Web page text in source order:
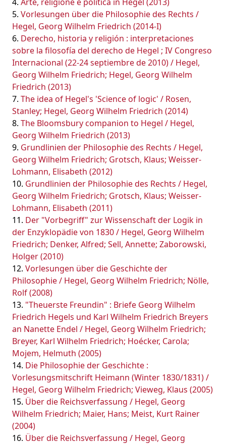
Vorlesungen über die Philosophie des Rechts /
Hegel, Georg Wilhelm Friedrich (2014-I)
Derecho, historia y religión : interpretaciones
sobre la filosofía del derecho de Hegel ; IV Congreso
Internacional (22-24 septiembre de 2010) / Hegel,
Georg Wilhelm Friedrich; Hegel, Georg Wilhelm
Friedrich (2013)
The idea of Hegel's 'Science of logic' / Rosen,
Stanley; Hegel, Georg Wilhelm Friedrich (2014)
The Bloomsbury companion to Hegel / Hegel,
Georg Wilhelm Friedrich (2013)
Grundlinien der Philosophie des Rechts / Hegel,
Georg Wilhelm Friedrich; Grotsch, Klaus; Weisser-
Lohmann, Elisabeth (2012)
Grundlinien der Philosophie des Rechts / Hegel,
Georg Wilhelm Friedrich; Grotsch, Klaus; Weisser-
Lohmann, Elisabeth (2011)
Der "Vorbegriff" zur Wissenschaft der Logik in
der Enzyklopädie von 1830 / Hegel, Georg Wilhelm
Friedrich; Denker, Alfred; Sell, Annette; Zaborowski,
Holger (2010)
Vorlesungen über die Geschichte der
Philosophie / Hegel, Georg Wilhelm Friedrich; Nölle,
Rolf (2008)
"Theuerste Freundin" : Briefe Georg Wilhelm
Friedrich Hegels und Karl Wilhelm Friedrich Breyers
an Nanette Endel / Hegel, Georg Wilhelm Friedrich;
Breyer, Karl Wilhelm Friedrich; Hoécker, Carola;
Mojem, Helmuth (2005)
Die Philosophie der Geschichte :
Vorlesungsmitschrift Heimann (Winter 1830/1831) /
Hegel, Georg Wilhelm Friedrich; Vieweg, Klaus (2005)
Über die Reichsverfassung / Hegel, Georg
Wilhelm Friedrich; Maier, Hans; Meist, Kurt Rainer
(2004)
Über die Reichsverfassung / Hegel, Georg